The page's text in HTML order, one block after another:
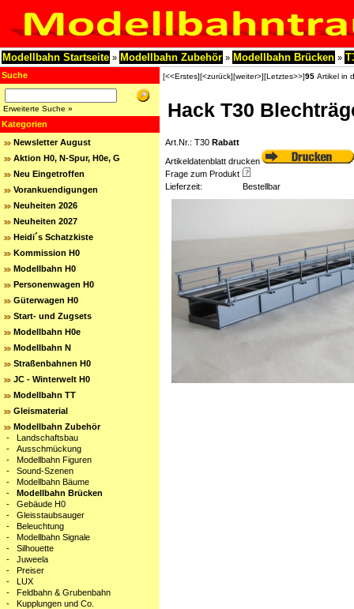
Modellbahn Startseite » Modellbahn Zubehör » Modellbahn Brücken »
Suche
Erweiterte Suche »
Kategorien
Newsletter August
Aktion H0, N-Spur, H0e, G
Neu Eingetroffen
Vorankuendigungen
Neuheiten 2026
Neuheiten 2027
Heidi´s Schatzkiste
Kommission H0
Modellbahn H0
Personenwagen H0
Güterwagen H0
Start- und Zugsets
Modellbahn H0e
Modellbahn N
Straßenbahnen H0
JC - Winterwelt H0
Modellbahn TT
Gleismaterial
Modellbahn Zubehör
- Landschaftsbau
- Ausschmückung
- Modellbahn Figuren
- Sound-Szenen
- Modellbahn Bäume
- Modellbahn Brücken
- Gebäude H0
- Gleisstaubsauger
- Beleuchtung
- Modellbahn Signale
- Silhouette
- Juweela
- Preiser
- LUX
- Feldbahn & Grubenbahn
- Kupplungen und Co.
[<<Erstes][<zurück][weiter>][Letztes>>]95 Artikel in
Hack T30
Art.Nr.: T30 Rabatt
Artikeldatenblatt drucken
Frage zum Produkt
Lieferzeit:
Bestellbar